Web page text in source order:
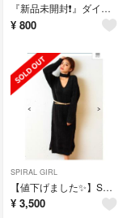
『新品未開封❗️』ダイヤモンドラッシュ
¥ 800
SPIRAL GIRL
【値下げました✨】SPIRALGIRLワンピ
¥ 3,500